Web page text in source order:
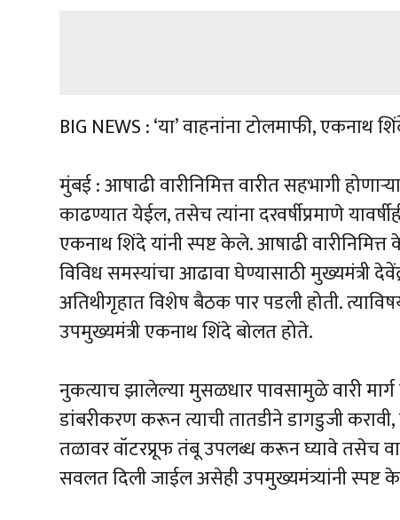
BIG NEWS : ‘या’ वाहनांना टोलमाफी, एकनाथ
मुंबई : आषाढी वारीनिमित्त वारीत सहभागी
काढण्यात येईल, तसेच त्यांना दरवर्षीप्रमाणे
एकनाथ शिंदे यांनी स्पष्ट केले. आषाढी
विविध समस्यांचा आढावा घेण्यासाठी मुख्यमंत्री
अतिथीगृहात विशेष बैठक पार पडली होती.
उपमुख्यमंत्री एकनाथ शिंदे बोलत होते.
नुकत्याच झालेल्या मुसळधार पावसामुळे वारी
डांबरीकरण करून त्याची तातडीने डागडुजी
तळावर वॉटरप्रूफ तंबू उपलब्ध करून घ्यावे तसेच
सवलत दिली जाईल असेही उपमुख्यमंत्र्यांनी स्पष्ट